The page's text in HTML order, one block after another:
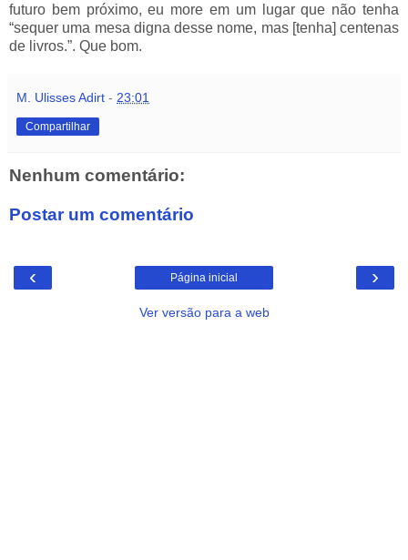
futuro bem próximo, eu more em um lugar que não tenha
“sequer uma mesa digna desse nome, mas [tenha] centenas
de livros.”. Que bom.
M. Ulisses Adirt - 23:01
Compartilhar
Nenhum comentário:
Postar um comentário
‹ ›
Página inicial
Ver versão para a web